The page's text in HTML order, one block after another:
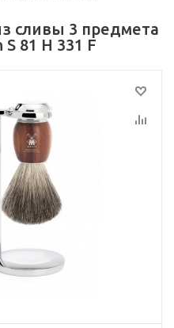
сливы 3 предмета
81 H 331 F